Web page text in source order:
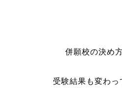
併願校の決め
受験結果も変わっ